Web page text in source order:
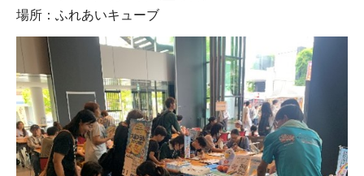
場所：ふれあいキューブ